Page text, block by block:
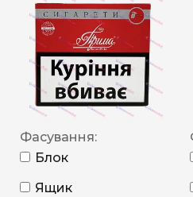
Фасування:
Блок
Ящик